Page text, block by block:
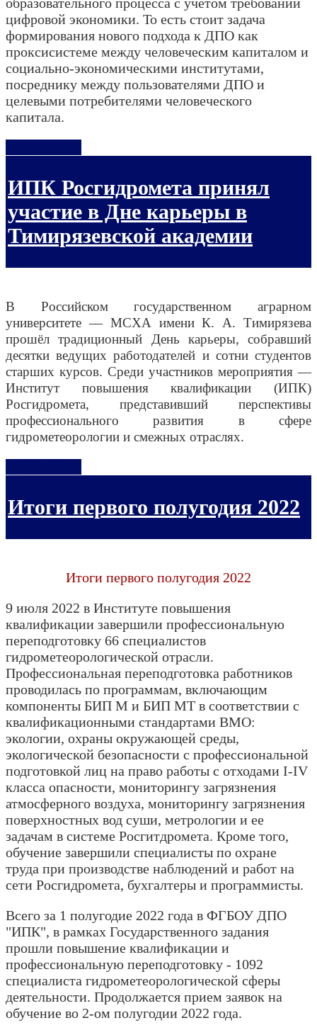
цифровой экономики. То есть стоит задача
формирования нового подхода к ДПО как
проксисистеме между человеческим капиталом и
социально-экономическими институтами,
посреднику между пользователями ДПО и
целевыми потребителями человеческого
капитала.
ИПК Росгидромета принял
участие в Дне карьеры в
Тимирязевской академии
В Российском государственном аграрном
университете — МСХА имени К. А. Тимирязева
прошёл традиционный День карьеры, собравший
десятки ведущих работодателей и сотни студентов
старших курсов. Среди участников мероприятия —
Институт повышения квалификации (ИПК)
Росгидромета, представивший перспективы
профессионального развития в сфере
гидрометеорологии и смежных отраслях.
Итоги первого полугодия 2022
Итоги первого полугодия 2022
9 июля 2022 в Институте повышения
квалификации завершили профессиональную
переподготовку 66 специалистов
гидрометеорологической отрасли.
Профессиональная переподготовка работников
проводилась по программам, включающим
компоненты БИП М и БИП МТ в соответствии с
квалификационными стандартами ВМО:
экологии, охраны окружающей среды,
экологической безопасности с профессиональной
подготовкой лиц на право работы с отходами I-IV
класса опасности, мониторингу загрязнения
атмосферного воздуха, мониторингу загрязнения
поверхностных вод суши, метрологии и ее
задачам в системе Росгитдромета. Кроме того,
обучение завершили специалисты по охране
труда при производстве наблюдений и работ на
сети Росгидромета, бухгалтеры и программисты.
Всего за 1 полугодие 2022 года в ФГБОУ ДПО
"ИПК", в рамках Государственного задания
прошли повышение квалификации и
профессиональную переподготовку - 1092
специалиста гидрометеорологической сферы
деятельности. Продолжается прием заявок на
обучение во 2-ом полугодии 2022 года.